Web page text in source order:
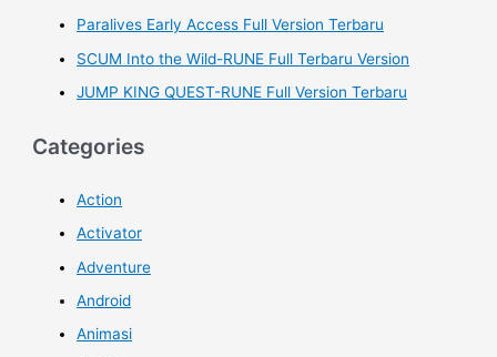
Paralives Early Access Full Version Terbaru
SCUM Into the Wild-RUNE Full Terbaru Version
JUMP KING QUEST-RUNE Full Version Terbaru
Categories
Action
Activator
Adventure
Android
Animasi